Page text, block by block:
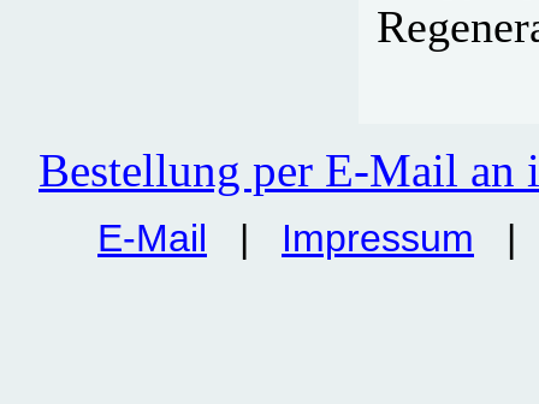
Bestellung per E-Mail an
E-Mail | Impressum